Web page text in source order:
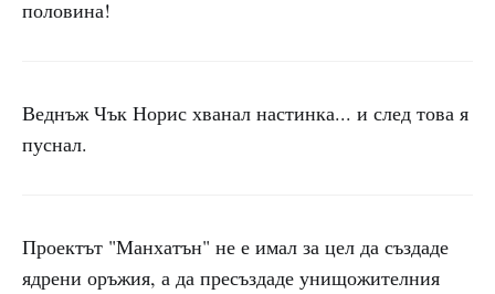
половина!
Веднъж Чък Норис хванал настинка... и след това я
пуснал.
Проектът "Манхатън" не е имал за цел да създаде
ядрени оръжия, а да пресъздаде унищожителния